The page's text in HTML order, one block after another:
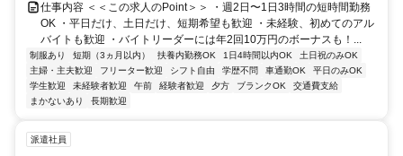
仕事内容 ＜＜この求人のPoint＞＞ ・週2日〜1日3時間の短時間勤務
OK ・平日だけ、土日だけ、短期希望も歓迎 ・未経験、初めてのアル
バイトも歓迎 ・バイトリーダーには年2回10万円のボーナスも！...
制服あり 短期（3ヵ月以内） 扶養内勤務OK 1日4時間以内OK
土日祝のみOK
主婦・主夫歓迎
フリーター歓迎 シフト自由 学歴不問 車通勤OK
平日のみOK
学生歓迎
未経験者歓迎 午前 経験者歓迎 夕方 ブランクOK
交通費支給
まかないあり
長期歓迎
派遣社員